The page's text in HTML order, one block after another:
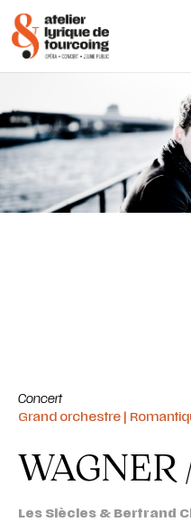
Concert
Grand orchestre |
WAGNER
Les Siècles & Bertrand